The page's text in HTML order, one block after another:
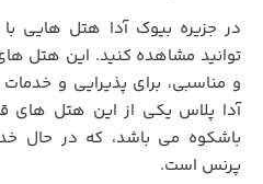
توانید مشاهده کنید. این هتل
و مناسبي، برای پذيرايي و
آدا پلاس یکی از این هتل های
باشکوه می باشد، که در حال
پرنس است.